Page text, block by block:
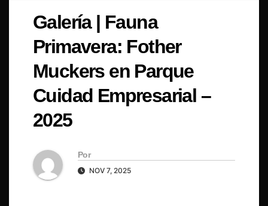
Galería | Fauna
Primavera: Fother
Muckers en Parque
Cuidad Empresarial –
2025
Por
NOV 7, 2025